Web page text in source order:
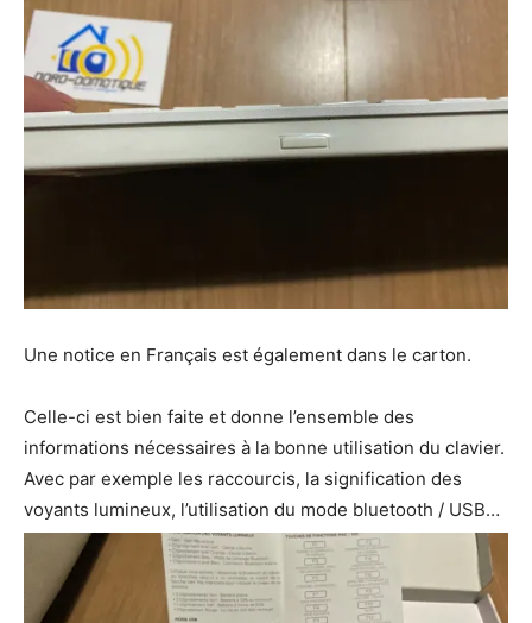
Une notice en Français est également dans le carton.
Celle-ci est bien faite et donne l’ensemble des
informations nécessaires à la bonne utilisation du clavier.
Avec par exemple les raccourcis, la signification des
voyants lumineux, l’utilisation du mode bluetooth / USB…